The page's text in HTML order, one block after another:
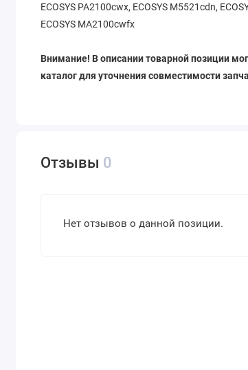
ECOSYS PA2100cwx, ECOSYS M5521cdn,
ECOSYS MA2100cwfx
Внимание! В описании товарной позиции
каталог для уточнения совместимости
Отзывы 0
Нет отзывов о данной позиции.